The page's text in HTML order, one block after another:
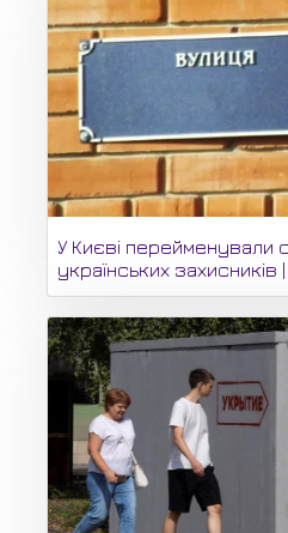
У Києві перейменували
українських захисників